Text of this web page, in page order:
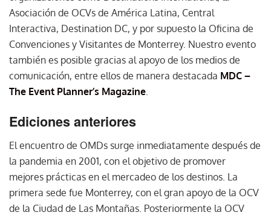
Asociación de OCVs de América Latina, Central
Interactiva, Destination DC, y por supuesto la Oficina de
Convenciones y Visitantes de Monterrey. Nuestro evento
también es posible gracias al apoyo de los medios de
comunicación, entre ellos de manera destacada MDC –
The Event Planner’s Magazine.
Ediciones anteriores
El encuentro de OMDs surge inmediatamente después de
la pandemia en 2001, con el objetivo de promover
mejores prácticas en el mercadeo de los destinos. La
primera sede fue Monterrey, con el gran apoyo de la OCV
de la Ciudad de Las Montañas. Posteriormente la OCV